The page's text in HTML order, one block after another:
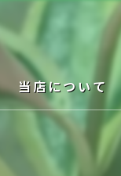
当店について